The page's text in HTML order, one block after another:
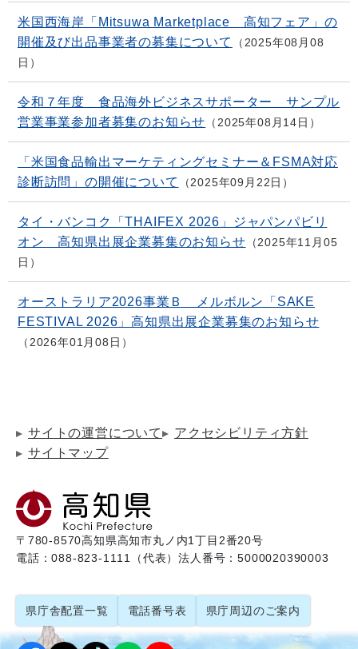
米国西海岸「Mitsuwa Marketplace 高知フェア」の
開催及び出品事業者の募集について
2025年08月08
日
令和７年度 食品海外ビジネスサポーター サンプル
営業事業参加者募集のお知らせ
2025年08月14日
「米国食品輸出マーケティングセミナー＆FSMA対応
診断訪問」の開催について
2025年09月22日
タイ・バンコク「THAIFEX 2026」ジャパンパビリ
オン 高知県出展企業募集のお知らせ
2025年11月05
日
オーストラリア2026事業Ｂ メルボルン「SAKE
FESTIVAL 2026」高知県出展企業募集のお知らせ
2026年01月08日
サイトの運営について
アクセシビリティ方針
サイトマップ
〒780-8570高知県高知市丸ノ内1丁目2番20号
電話：088-823-1111（代表）法人番号：5000020390003
県庁舎配置一覧 電話番号表 県庁周辺のご案内